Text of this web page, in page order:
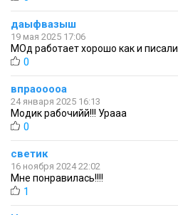
даыфвазыш
19 мая 2025 17:06
МОд работает хорошо как и писали
0
впраооооа
24 января 2025 16:13
Модик рабочийй!!! Урааа
0
светик
16 ноября 2024 22:02
Мне понравилась!!!!
1